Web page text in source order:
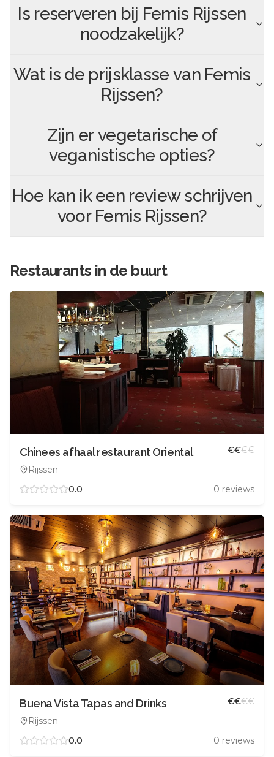
Is reserveren bij Femis Rijssen
noodzakelijk?
Wat is de prijsklasse van Femis
Rijssen?
Zijn er vegetarische of
veganistische opties?
Hoe kan ik een review schrijven
voor Femis Rijssen?
Restaurants in de buurt
Chinees afhaal restaurant Oriental
Rijssen
€€€€
0.0 0 reviews
Buena Vista Tapas and Drinks
Rijssen
€€€€
0.0 0 reviews